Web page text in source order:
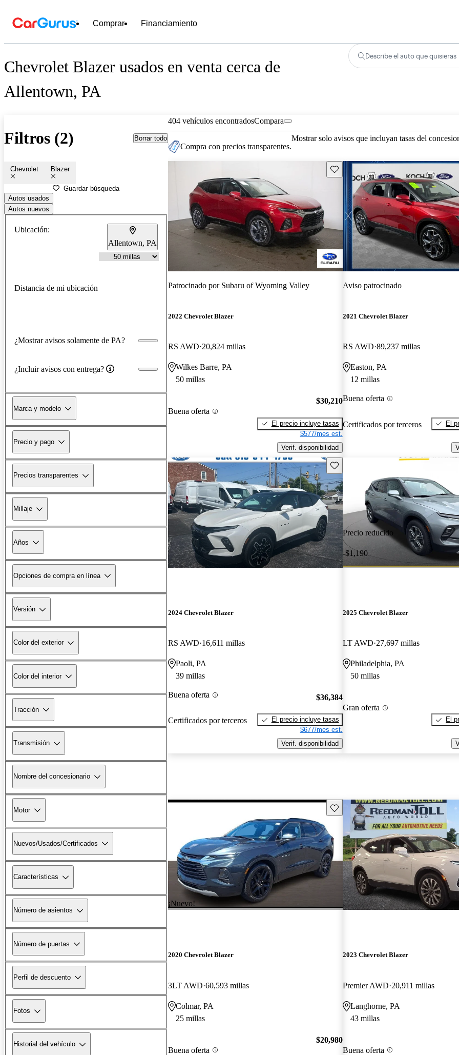
Comprar Financiamiento
Chevrolet Blazer usados en venta cerca de
Allentown, PA
Describe el auto que quisieras
Filtros (2) Borrar todo
Chevrolet Blazer
Guardar búsqueda
Autos usados
Autos nuevos
Ubicación:
Allentown, PA
Distancia de mi ubicación
¿Mostrar avisos solamente de PA?
¿Incluir avisos con entrega?
Marca y modelo
Precio y pago
Precios transparentes
Millaje
Años
Opciones de compra en línea
Versión
Color del exterior
Color del interior
Tracción
Transmisión
Nombre del concesionario
Motor
Nuevos/Usados/Certificados
Características
Número de asientos
Número de puertas
Perfil de descuento
Fotos
Historial del vehículo
404 vehículos encontradosCompara
Compra con precios transparentes.
Mostrar solo avisos que incluyan tasas del
Guarda este Aviso
Patrocinado por Subaru of Wyoming Valley
2022 Chevrolet Blazer
RS AWD 20,824 millas
Wilkes Barre, PA
50 millas
Buena oferta
$30,210
El precio incluye tasas
$577/mes est.
Verif. disponibilidad
Aviso patrocinado
2021 Chevrolet Blazer
RS AWD 89,237 millas
Easton, PA
12 millas
Buena oferta
Certificados por terceros
El
Guarda este Aviso
2024 Chevrolet Blazer
RS AWD 16,611 millas
Paoli, PA
39 millas
Buena oferta
Certificados por terceros
$36,384
El precio incluye tasas
$677/mes est.
Verif. disponibilidad
Precio reducido
-$1,190
2025 Chevrolet Blazer
LT AWD 27,697 millas
Philadelphia, PA
50 millas
Gran oferta
El
¡Nuevo!
Guarda este Aviso
2020 Chevrolet Blazer
3LT AWD 60,593 millas
Colmar, PA
25 millas
Buena oferta
$20,980
2023 Chevrolet Blazer
Premier AWD 20,911 millas
Langhorne, PA
43 millas
Buena oferta